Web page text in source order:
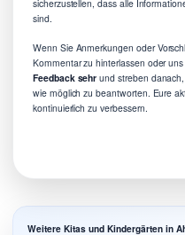
sicherzustellen, dass alle
sind.
Wenn Sie Anmerkungen oder
Kommentar zu hinterlassen oder
Feedback sehr und streben
wie möglich zu beantworten. Eure
kontinuierlich zu verbessern.
Weitere Kitas und Kindergärten in